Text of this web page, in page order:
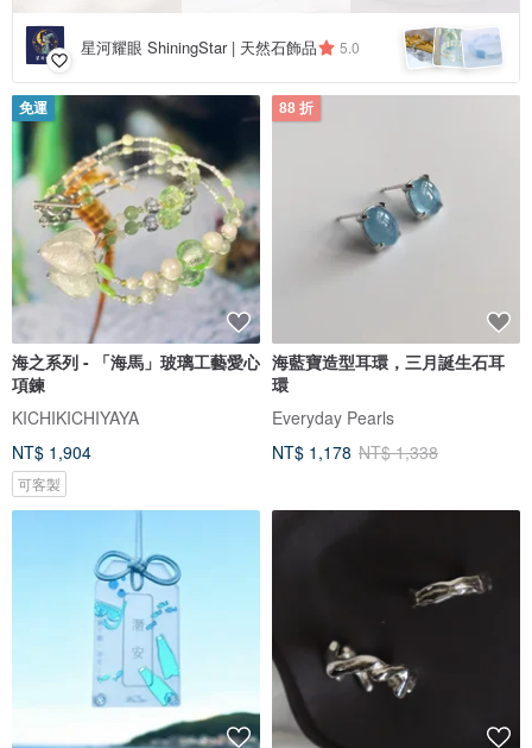
星河耀眼 ShiningStar | 天然石飾品 5.0
免運
海之系列 - 「海馬」玻璃工藝愛心
項鍊
KICHIKICHIYAYA
NT$ 1,904
可客製
88 折
海藍寶造型耳環，三月誕生石耳
環
Everyday Pearls
NT$ 1,178 NT$ 1,338